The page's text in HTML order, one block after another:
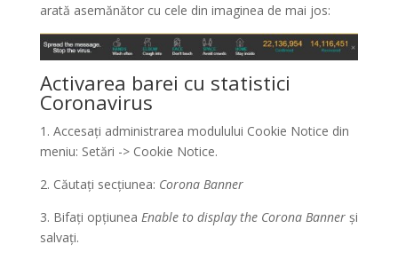
arată asemănător cu cele din imaginea de mai jos:
Activarea barei cu statistici
Coronavirus
1. Accesați administrarea modulului Cookie Notice din
meniu: Setări -> Cookie Notice.
2. Căutați secțiunea: Corona Banner
3. Bifați opțiunea Enable to display the Corona Bannerși
salvați.